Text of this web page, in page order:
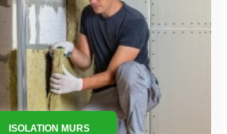
ISOLATION MURS